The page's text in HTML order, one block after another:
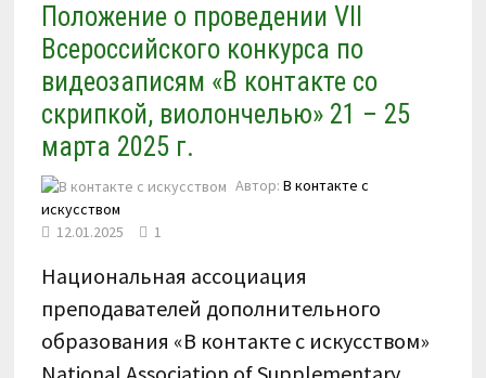
Положение о проведении VII
Всероссийского конкурса по
видеозаписям «В контакте со
скрипкой, виолончелью» 21 – 25
марта 2025 г.
Автор:В контакте с
искусством
12.01.2025
1
Национальная ассоциация
преподавателей дополнительного
образования «В контакте с искусством»